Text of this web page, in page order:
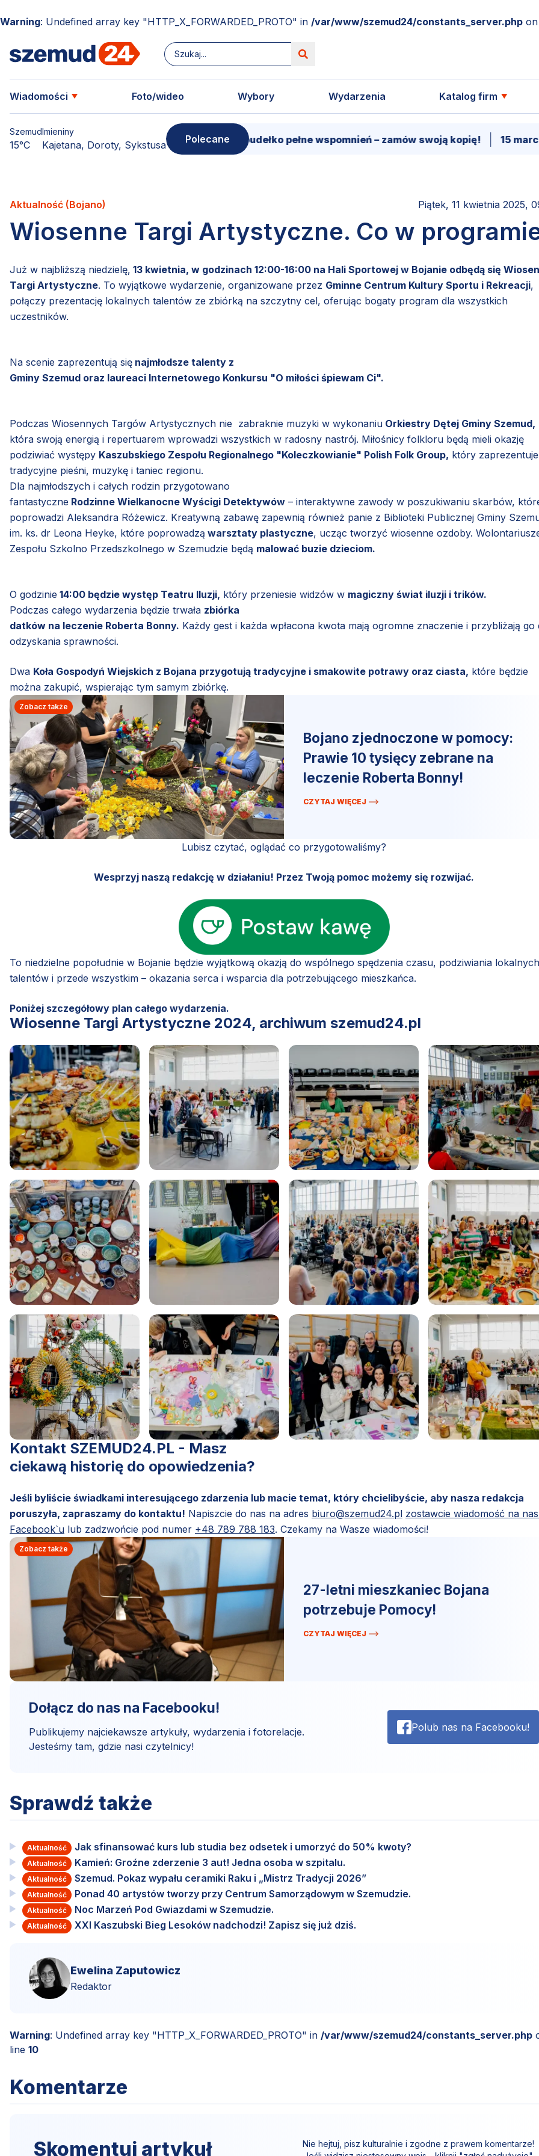
Warning: Undefined array key "HTTP_X_FORWARDED_PROTO" in /var/www/szemud24/constants_server.php
Wiadomości Foto/wideo Wybory Wydarzenia Katalog firm
Szemud
15°C
Imieniny
Kajetana, Doroty, Sykstusa Polecane
Donimierz i Szemud. Filmowe pudełko pełne wspomnień – zamów swoją kopię! 15 marca -
Aktualność (Bojano) Piątek, 11 kwietnia 2025,
Wiosenne Targi Artystyczne. Co w
Już w najbliższą niedzielę, 13 kwietnia, w godzinach 12:00-16:00 na Hali Sportowej w Bojanie odbędą się
Targi Artystyczne. To wyjątkowe wydarzenie, organizowane przez Gminne Centrum Kultury Sportu i Rekreacji,
połączy prezentację lokalnych talentów ze zbiórką na szczytny cel, oferując bogaty program dla wszystkich
uczestników.
Na scenie zaprezentują się najmłodsze talenty z
Gminy Szemud oraz laureaci Internetowego Konkursu "O miłości śpiewam Ci".
Podczas Wiosennych Targów Artystycznych nie zabraknie muzyki w wykonaniu Orkiestry Dętej Gminy Szemud,
która swoją energią i repertuarem wprowadzi wszystkich w radosny nastrój. Miłośnicy folkloru będą mieli okazję
podziwiać występy Kaszubskiego Zespołu Regionalnego "Koleczkowianie" Polish Folk Group, który zaprezentuje
tradycyjne pieśni, muzykę i taniec regionu.
Dla najmłodszych i całych rodzin przygotowano
fantastyczne Rodzinne Wielkanocne Wyścigi Detektywów – interaktywne zawody w poszukiwaniu skarbów,
poprowadzi Aleksandra Różewicz. Kreatywną zabawę zapewnią również panie z Biblioteki Publicznej Gminy
im. ks. dr Leona Heyke, które poprowadzą warsztaty plastyczne, ucząc tworzyć wiosenne ozdoby.
Zespołu Szkolno Przedszkolnego w Szemudzie będą malować buzie dzieciom.
O godzinie 14:00 będzie występ Teatru Iluzji, który przeniesie widzów w magiczny świat iluzji i trików.
Podczas całego wydarzenia będzie trwała zbiórka
datków na leczenie Roberta Bonny. Każdy gest i każda wpłacona kwota mają ogromne znaczenie i przybliżają go
odzyskania sprawności.
Dwa Koła Gospodyń Wiejskich z Bojana przygotują tradycyjne i smakowite potrawy oraz ciasta, które będzie
można zakupić, wspierając tym samym zbiórkę.
Zobacz także
Bojano zjednoczone w pomocy:
Prawie 10 tysięcy zebrane na
leczenie Roberta Bonny!
CZYTAJ WIĘCEJ
Lubisz czytać, oglądać co przygotowaliśmy?
Wesprzyj naszą redakcję w działaniu! Przez Twoją pomoc możemy się rozwijać.
To niedzielne popołudnie w Bojanie będzie wyjątkową okazją do wspólnego spędzenia czasu, podziwiania lokalnych
talentów i przede wszystkim – okazania serca i wsparcia dla potrzebującego mieszkańca.
Poniżej szczegółowy plan całego wydarzenia.
Wiosenne Targi Artystyczne 2024, archiwum szemud24.pl
Kontakt SZEMUD24.PL - Masz
ciekawą historię do opowiedzenia?
Jeśli byliście świadkami interesującego zdarzenia lub macie temat, który chcielibyście, aby nasza redakcja
poruszyła, zapraszamy do kontaktu! Napiszcie do nas na adres biuro@szemud24.pl zostawcie wiadomość na
Facebook`u lub zadzwońcie pod numer +48 789 788 183. Czekamy na Wasze wiadomości!
Zobacz także
27-letni mieszkaniec Bojana
potrzebuje Pomocy!
CZYTAJ WIĘCEJ
Dołącz do nas na Facebooku!
Publikujemy najciekawsze artykuły, wydarzenia i fotorelacje.
Jesteśmy tam, gdzie nasi czytelnicy!
Polub nas na Facebooku!
Sprawdź także
Aktualność Jak sfinansować kurs lub studia bez odsetek i umorzyć do 50% kwoty?
Aktualność Kamień: Groźne zderzenie 3 aut! Jedna osoba w szpitalu.
Aktualność Szemud. Pokaz wypału ceramiki Raku i „Mistrz Tradycji 2026”
Aktualność Ponad 40 artystów tworzy przy Centrum Samorządowym w Szemudzie.
Aktualność Noc Marzeń Pod Gwiazdami w Szemudzie.
Aktualność XXI Kaszubski Bieg Lesoków nadchodzi! Zapisz się już dziś.
Ewelina Zaputowicz
Redaktor
Warning: Undefined array key "HTTP_X_FORWARDED_PROTO" in /var/www/szemud24/constants_server.php
line 10
Komentarze
Skomentuj artykuł
Nie hejtuj, pisz kulturalnie i zgodne z prawem komentarze!